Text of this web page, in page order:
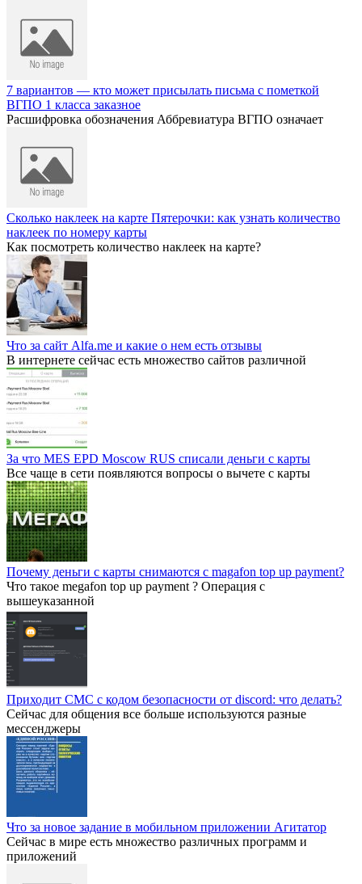
7 вариантов — кто может присылать письма с пометкой
ВГПО 1 класса заказное
Расшифровка обозначения Аббревиатура ВГПО означает
Сколько наклеек на карте Пятерочки: как узнать количество
наклеек по номеру карты
Как посмотреть количество наклеек на карте?
Что за сайт Alfa.me и какие о нем есть отзывы
В интернете сейчас есть множество сайтов различной
За что MES EPD Moscow RUS списали деньги с карты
Все чаще в сети появляются вопросы о вычете с карты
Почему деньги с карты снимаются с magafon top up payment?
Что такое megafon top up payment ? Операция с
вышеуказанной
Приходит СМС с кодом безопасности от discord: что делать?
Сейчас для общения все больше используются разные
мессенджеры
Что за новое задание в мобильном приложении Агитатор
Сейчас в мире есть множество различных программ и
приложений